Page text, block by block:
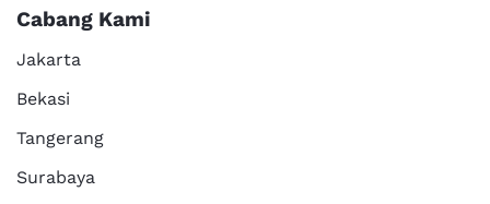
Cabang Kami
Jakarta
Bekasi
Tangerang
Surabaya